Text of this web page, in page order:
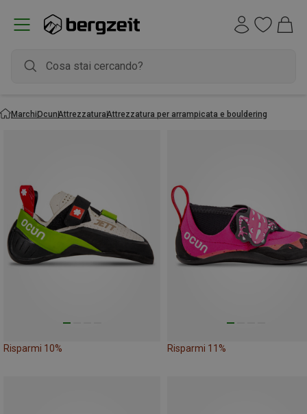
MarchiOcunAttrezzaturaAttrezzatura per arrampicata e bouldering
Risparmi 10% Risparmi 11%